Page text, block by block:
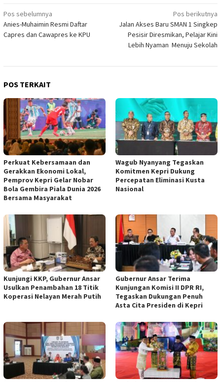
Navigasi
pos
Pos sebelumnya
Anies-Muhaimin Resmi Daftar
Capres dan Cawapres ke KPU
Pos berikutnya
Jalan Akses Baru SMAN 1 Singkep
Pesisir Diresmikan, Pelajar Kini
Lebih Nyaman Menuju Sekolah
POS TERKAIT
Perkuat Kebersamaan dan
Gerakkan Ekonomi Lokal,
Pemprov Kepri Gelar Nobar
Bola Gembira Piala Dunia 2026
Bersama Masyarakat
Wagub Nyanyang Tegaskan
Komitmen Kepri Dukung
Percepatan Eliminasi Kusta
Nasional
Kunjungi KKP, Gubernur Ansar
Usulkan Penambahan 18 Titik
Koperasi Nelayan Merah Putih
Gubernur Ansar Terima
Kunjungan Komisi II DPR RI,
Tegaskan Dukungan Penuh
Asta Cita Presiden di Kepri